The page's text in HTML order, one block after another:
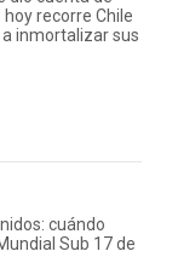
recorre Chile
inmortalizar sus
cuándo
Sub 17 de